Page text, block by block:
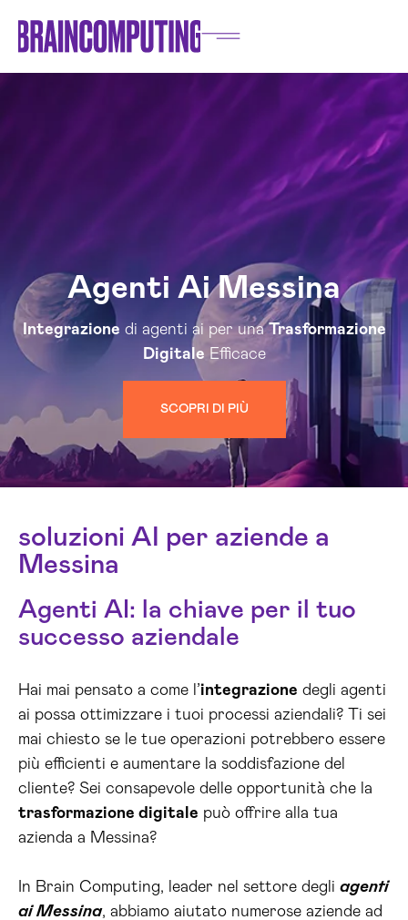
Agenti Ai Messina
Integrazione di agenti ai per unaTrasformazione
Digitale Efficace
SCOPRI DI PIÙ
soluzioni AI per aziende a
Messina
Agenti AI: la chiave per il tuo
successo aziendale
Hai mai pensato a come l’integrazione degli agenti
ai possa ottimizzare i tuoi processi aziendali? Ti sei
mai chiesto se le tue operazioni potrebbero essere
più efficienti e aumentare la soddisfazione del
cliente? Sei consapevole delle opportunità che la
trasformazione digitale può offrire alla tua
azienda a Messina?
In Brain Computing, leader nel settore degli agenti
ai Messina, abbiamo aiutato numerose aziende ad